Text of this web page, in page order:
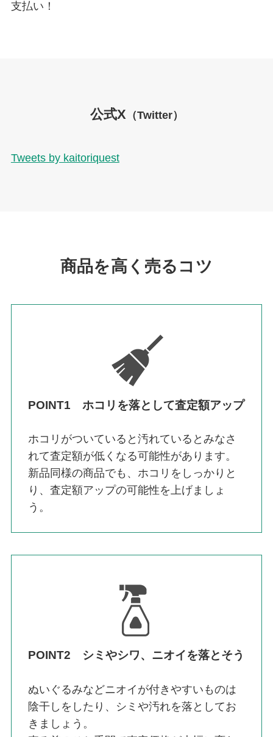
支払い！
公式X （Twitter）
Tweets by kaitoriquest
商品を高く売るコツ
POINT1 ホコリを落として査定額アップ
ホコリがついていると汚れているとみなさ
れて査定額が低くなる可能性があります。
新品同様の商品でも、ホコリをしっかりと
り、査定額アップの可能性を上げましょ
う。
POINT2 シミやシワ、ニオイを落とそう
ぬいぐるみなどニオイが付きやすいものは
陰干しをしたり、シミや汚れを落としてお
きましょう。